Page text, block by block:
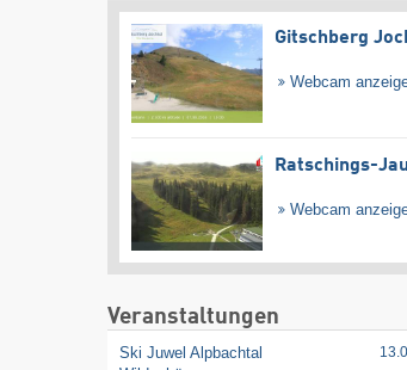
Gitschberg
Webcam
Ratschings-
Webcam
Veranstaltungen
Ski Juwel Alpbachtal